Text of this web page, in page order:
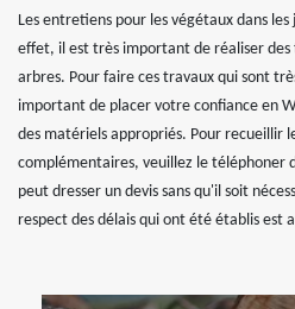
Les entretiens pour les végétaux dans
effet, il est très important de réaliser des
arbres. Pour faire ces travaux qui sont
important de placer votre confiance en
des matériels appropriés. Pour recueillir
complémentaires, veuillez le téléphoner
peut dresser un devis sans qu'il soit
respect des délais qui ont été établis est